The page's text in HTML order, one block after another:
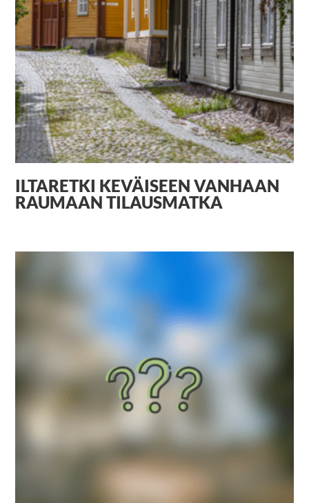
ILTARETKI KEVÄISEEN VANHAAN
RAUMAAN TILAUSMATKA